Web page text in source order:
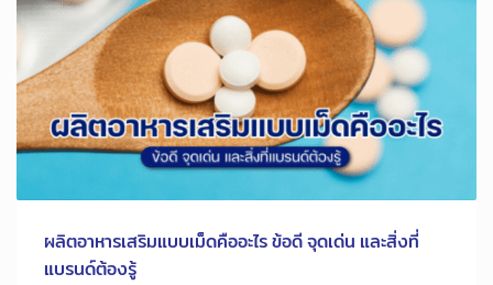
ผลิตอาหารเสริมแบบเม็ดคืออะไร ข้อดี จุดเด่น และสิ่งที่
แบรนด์ต้องรู้